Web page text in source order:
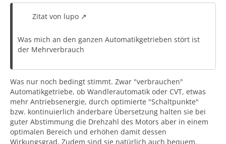
Zitat von lupo
Was mich an den ganzen Automatikgetrieben stört ist
der Mehrverbrauch
Was nur noch bedingt stimmt. Zwar "verbrauchen"
Automatikgetriebe, ob Wandlerautomatik oder CVT, etwas
mehr Antriebsenergie, durch optimierte "Schaltpunkte"
bzw. kontinuierlich änderbare Übersetzung halten sie bei
guter Abstimmung die Drehzahl des Motors aber in einem
optimalen Bereich und erhöhen damit dessen
Wirkungsgrad. Zudem sind sie natürlich auch bequem.